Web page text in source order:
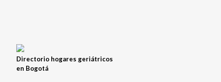
Directorio hogares geriátricos
en Bogotá